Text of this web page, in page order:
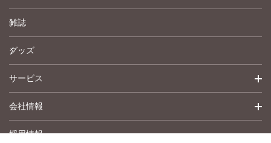
少女コミック
女性コミック
ペットコミック
青年コミック
英語版コミック
雑誌
グッズ
サービス
詳細検索
履歴
会社情報
トップメッセージ
採用情報